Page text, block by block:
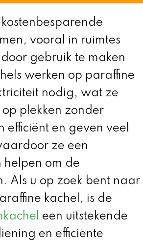
vooral in ruimtes
gebruik te maken
werken op paraffine
nodig, wat ze
plekken zonder
efficiënt en geven veel
ze een
helpen om de
Als u op zoek bent naar
kachel, is de
een uitstekende
en efficiënte